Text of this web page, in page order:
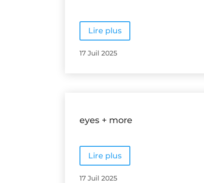
Lire plus
17 Juil 2025
eyes + more
Lire plus
17 Juil 2025